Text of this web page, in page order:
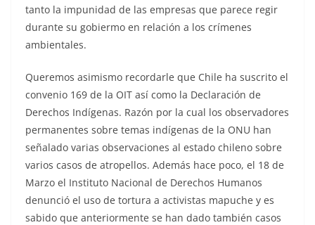
tanto la impunidad de las empresas que parece regir
durante su gobiermo en relación a los crímenes
ambientales.
Queremos asimismo recordarle que Chile ha suscrito el
convenio 169 de la OIT así como la Declaración de
Derechos Indígenas. Razón por la cual los observadores
permanentes sobre temas indígenas de la ONU han
señalado varias observaciones al estado chileno sobre
varios casos de atropellos. Además hace poco, el 18 de
Marzo el Instituto Nacional de Derechos Humanos
denunció el uso de tortura a activistas mapuche y es
sabido que anteriormente se han dado también casos